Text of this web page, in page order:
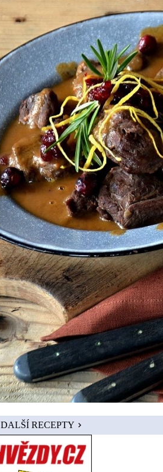
DALŠÍ RECEPTY